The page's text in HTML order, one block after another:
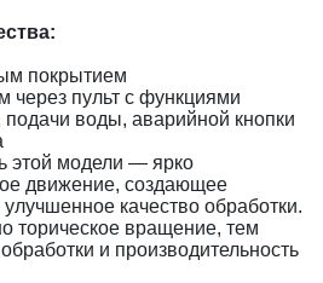
покрытием
через пульт с функциями
подачи воды, аварийной кнопки
этой модели — ярко
движение, создающее
качество обработки.
торическое вращение, тем
и производительность